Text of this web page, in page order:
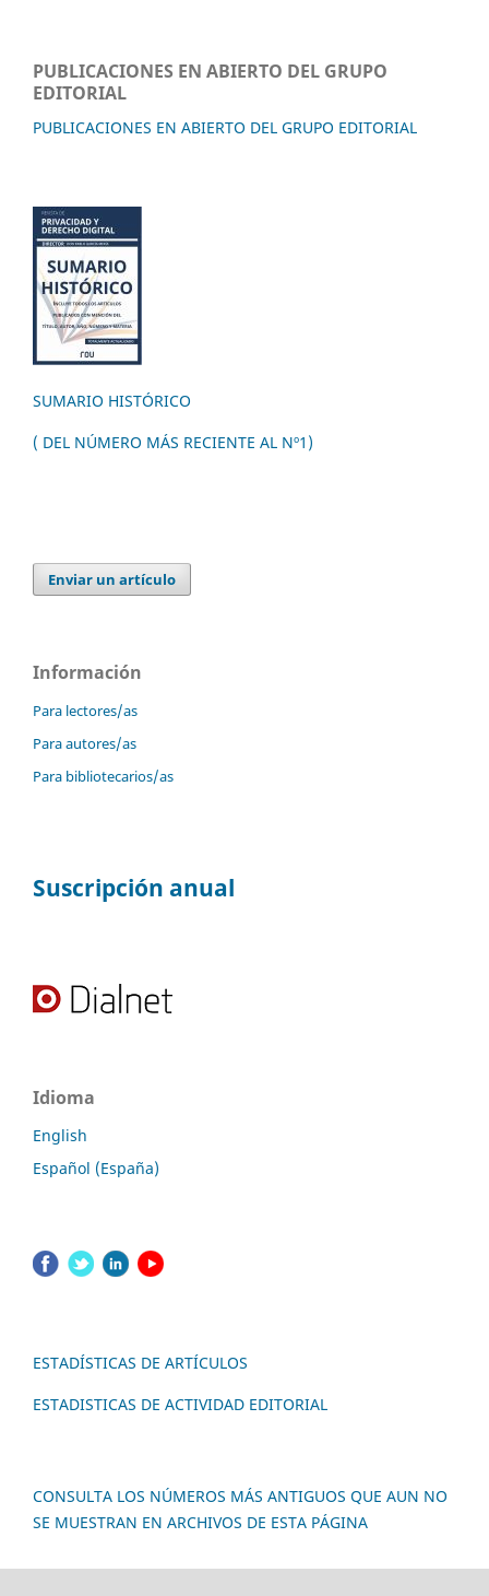
PUBLICACIONES EN ABIERTO DEL GRUPO
EDITORIAL
PUBLICACIONES EN ABIERTO DEL GRUPO EDITORIAL
SUMARIO HISTÓRICO
( DEL NÚMERO MÁS RECIENTE AL Nº1)
Enviar un artículo
Información
Para lectores/as
Para autores/as
Para bibliotecarios/as
Suscripción anual
Idioma
English
Español (España)
ESTADÍSTICAS DE ARTÍCULOS
ESTADISTICAS DE ACTIVIDAD EDITORIAL
CONSULTA LOS NÚMEROS MÁS ANTIGUOS QUE AUN NO
SE MUESTRAN EN ARCHIVOS DE ESTA PÁGINA